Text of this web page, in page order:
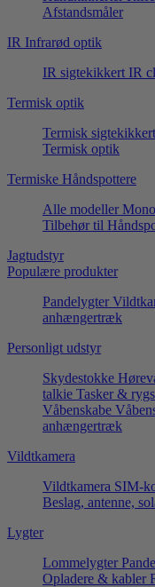
Afstandsmåler
IR Infrarød optik
IR sigtekikkert IR
Termisk optik
Termisk sigtekikkert
Termisk optik
Termiske Håndspottere
Alle modeller
Tilbehør til
Jagtudstyr
Populære produkter
Pandelygter
anhængertræk
Personligt udstyr
Skydestokke
talkie Tasker &
Våbenskabe
anhængertræk
Vildtkamera
Vildtkamera SIM-
Beslag, antenne,
Lygter
Lommelygter
Opladere & kabler